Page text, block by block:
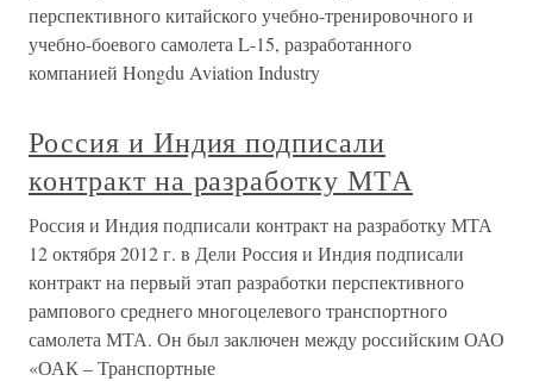
перспективного китайского учебно-тренировочного и
учебно-боевого самолета L-15, разработанного
компанией Hongdu Aviation Industry
Россия и Индия подписали
контракт на разработку МТА
Россия и Индия подписали контракт на разработку МТА
12 октября 2012 г. в Дели Россия и Индия подписали
контракт на первый этап разработки перспективного
рампового среднего многоцелевого транспортного
самолета МТА. Он был заключен между российским ОАО
«ОАК – Транспортные